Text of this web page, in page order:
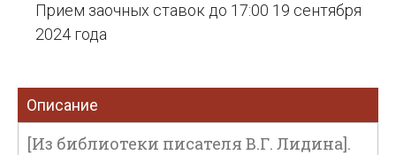
Прием заочных ставок до 17:00 19 сентября
2024 года
Описание
[Из библиотеки писателя В.Г. Лидина].